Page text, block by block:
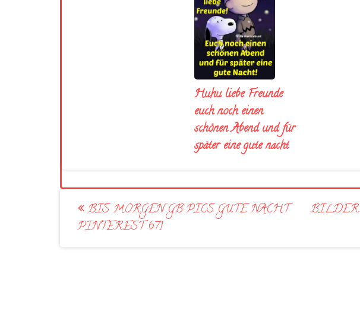
Huhu liebe Freunde
euch noch einen
schönen Abend und für
später eine gute nacht
Post
navigation
BIS MORGEN GB PICS GUTE NACHT
PINTEREST 671
BILDER